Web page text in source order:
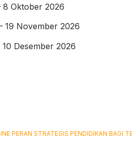
8 Oktober 2026
19 November 2026
Desember 2026